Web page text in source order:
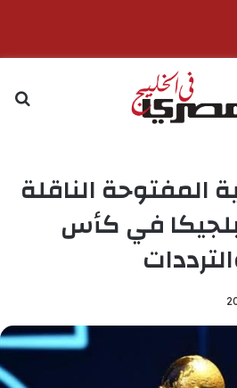
المفتوحة الناقلة
في كأس